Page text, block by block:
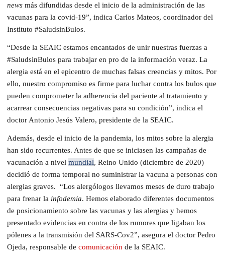
news más difundidas desde el inicio de la administración de las
vacunas para la covid-19”, indica Carlos Mateos, coordinador del
Instituto #SaludsinBulos.
“Desde la SEAIC estamos encantados de unir nuestras fuerzas a
#SaludsinBulos para trabajar en pro de la información veraz. La
alergia está en el epicentro de muchas falsas creencias y mitos. Por
ello, nuestro compromiso es firme para luchar contra los bulos que
pueden comprometer la adherencia del paciente al tratamiento y
acarrear consecuencias negativas para su condición”, indica el
doctor Antonio Jesús Valero, presidente de la SEAIC.
Además, desde el inicio de la pandemia, los mitos sobre la alergia
han sido recurrentes. Antes de que se iniciasen las campañas de
vacunación a nivel mundial, Reino Unido (diciembre de 2020)
decidió de forma temporal no suministrar la vacuna a personas con
alergias graves. “Los alergólogos llevamos meses de duro trabajo
para frenar la infodemia. Hemos elaborado diferentes documentos
de posicionamiento sobre las vacunas y las alergias y hemos
presentado evidencias en contra de los rumores que ligaban los
pólenes a la transmisión del SARS-Cov2”, asegura el doctor Pedro
Ojeda, responsable de comunicación de la SEAIC.